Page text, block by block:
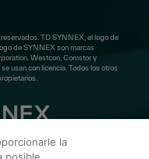
TD SYNNEX, el logo de
de SYNNEX son marcas
Westcon, Comstor y
usan con licencia. Todos los otros
la